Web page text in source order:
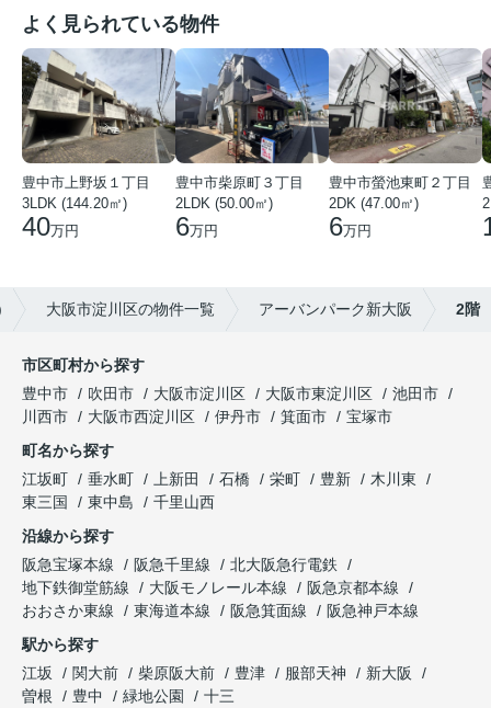
よく見られている物件
豊中市上野坂１丁目
3LDK (144.20㎡)
40万円
豊中市柴原町３丁目
2LDK (50.00㎡)
6万円
豊中市螢池東町２丁目
2DK (47.00㎡)
6万円
大阪市淀川区の物件一覧 アーバンパーク新大阪 2階
市区町村から探す
豊中市
吹田市 大阪市淀川区 大阪市東淀川区
池田市
川西市
大阪市西淀川区 伊丹市 箕面市
宝塚市
町名から探す
江坂町
垂水町 上新田 石橋 栄町 豊新
木川東
東三国
東中島
千里山西
沿線から探す
阪急宝塚本線
阪急千里線
北大阪急行電鉄
地下鉄御堂筋線
大阪モノレール本線
阪急京都本線
おおさか東線
東海道本線 阪急箕面線
阪急神戸本線
駅から探す
江坂
関大前 柴原阪大前 豊津 服部天神
新大阪
曽根
豊中 緑地公園 十三